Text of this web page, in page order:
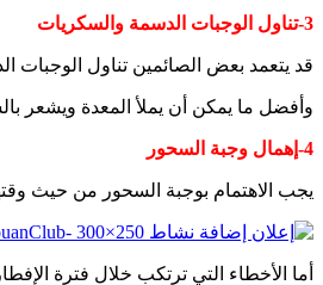
3-تناول الوجبات الدسمة والسكريات
قد يتعمد بعض الصائمين تناول الوجبات
وأفضل ما يمكن أن يملأ المعدة ويشعر
4-إهمال وجبة السحور
يجب الاهتمام بوجبة السحور من حيث
أما الأخطاء التي ترتكب خلال فترة